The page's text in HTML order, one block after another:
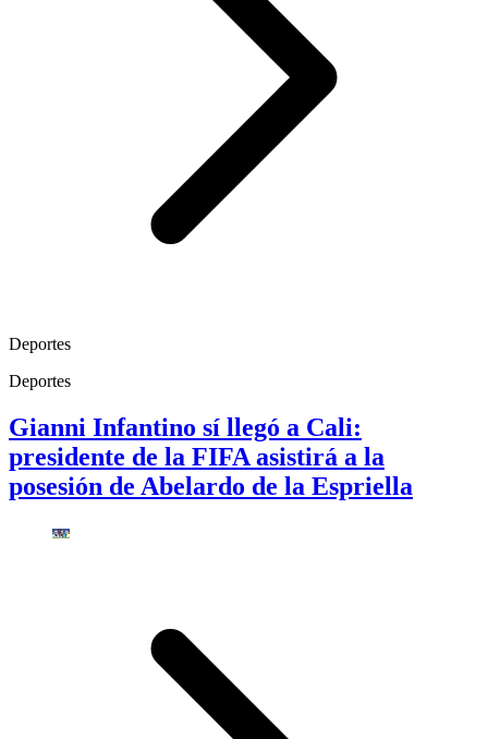
Deportes
Deportes
Gianni Infantino sí llegó a Cali:
presidente de la FIFA asistirá a la
posesión de Abelardo de la Espriella